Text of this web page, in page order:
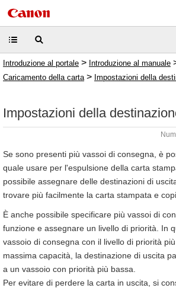
Introduzione al portale > Introduzione al manuale
Caricamento della carta > Impostazioni della
Impostazioni della
Se sono presenti più vassoi di consegna, è
quale usare per l'espulsione della carta
possibile assegnare delle destinazioni di
trovare più facilmente la carta stampata e
È anche possibile specificare più vassoi di
funzione e assegnare un livello di priorità. In
vassoio di consegna con il livello di priorità
massima capacità, la destinazione di uscita
a un vassoio con priorità più bassa.
Per evitare di perdere la carta in uscita, si